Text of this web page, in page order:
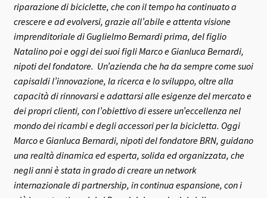
riparazione di biciclette, che con il tempo ha continuato a
crescere e ad evolversi, grazie all’abile e attenta visione
imprenditoriale di Guglielmo Bernardi prima, del figlio
Natalino poi e oggi dei suoi figli Marco e Gianluca Bernardi,
nipoti del fondatore. Un’azienda che ha da sempre come suoi
capisaldi l’innovazione, la ricerca e lo sviluppo, oltre alla
capacità di rinnovarsi e adattarsi alle esigenze del mercato e
dei propri clienti, con l’obiettivo di essere un’eccellenza nel
mondo dei ricambi e degli accessori per la bicicletta. Oggi
Marco e Gianluca Bernardi, nipoti del fondatore BRN, guidano
una realtà dinamica ed esperta, solida ed organizzata, che
negli anni è stata in grado di creare un network
internazionale di partnership, in continua espansione, con i